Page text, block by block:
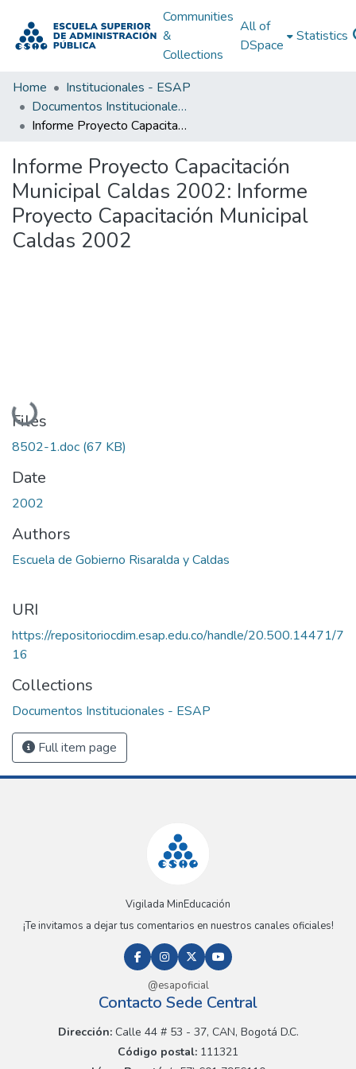
Communities
&
Collections
All of
DSpace
Statistics
Home
Institucionales - ESAP
Documentos Institucionales - ESAP
Informe Proyecto Capacitación Municipal Caldas 2002: Informe Proyecto Capacitación Municipal Caldas 2002
Informe Proyecto Capacitación
Municipal Caldas 2002: Informe
Proyecto Capacitación Municipal
Caldas 2002
Loading...
Files
8502-1.doc (67 KB)
Date
2002
Authors
Escuela de Gobierno Risaralda y Caldas
URI
https://repositoriocdim.esap.edu.co/handle/20.500.14471/7
16
Collections
Documentos Institucionales - ESAP
Full item page
Vigilada MinEducación
¡Te invitamos a dejar tus comentarios en nuestros canales oficiales!
@esapoficial
Contacto Sede Central
Dirección:Calle 44 # 53 - 37, CAN, Bogotá D.C.
Código postal: 111321